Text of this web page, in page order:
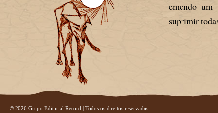
emendo
suprimir
© 2026 Grupo Editorial Record | Todos os direitos reservados